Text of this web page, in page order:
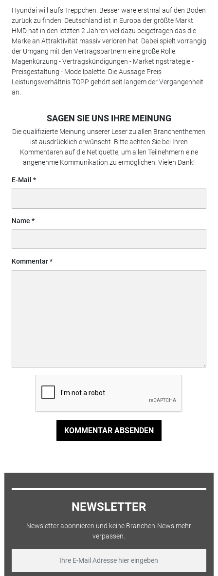
Hyundai will aufs Treppchen. Besser wäre erstmal auf den Boden
zurück zu finden. Deutschland ist in Europa der größte Markt.
HMD hat in den letzten 2 Jahren viel dazu beigetragen das die
Marke an Attraktivität massiv verloren hat. Dabei spielt vorrangig
der Umgang mit den Vertragspartnern eine große Rolle.
Magenkürzung - Vertragskündigungen - Marketingstrategie -
Preisgestaltung - Modellpalette. Die Aussage Preis
Leistungsverhältnis TOPP gehört seit langem der Vergangenheit
an.
SAGEN SIE UNS IHRE MEINUNG
Die qualifizierte Meinung unserer Leser zu allen Branchenthemen
ist ausdrücklich erwünscht. Bitte achten Sie bei Ihren
Kommentaren auf die Netiquette, um allen Teilnehmern eine
angenehme Kommunikation zu ermöglichen. Vielen Dank!
E-Mail
Name
Kommentar
KOMMENTAR ABSENDEN
NEWSLETTER
Newsletter abonnieren und keine Branchen-News mehr
verpassen.